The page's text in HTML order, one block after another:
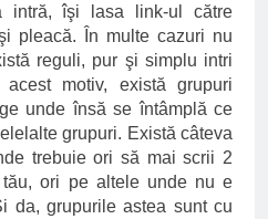
intră, îşi lasa link-ul către
pleacă. În multe cazuri nu
reguli, pur şi simplu intri
motiv, există grupuri
unde însă se întâmplă ce
grupuri. Există câteva
trebuie ori să mai scrii 2
ori pe altele unde nu e
da, grupurile astea sunt cu